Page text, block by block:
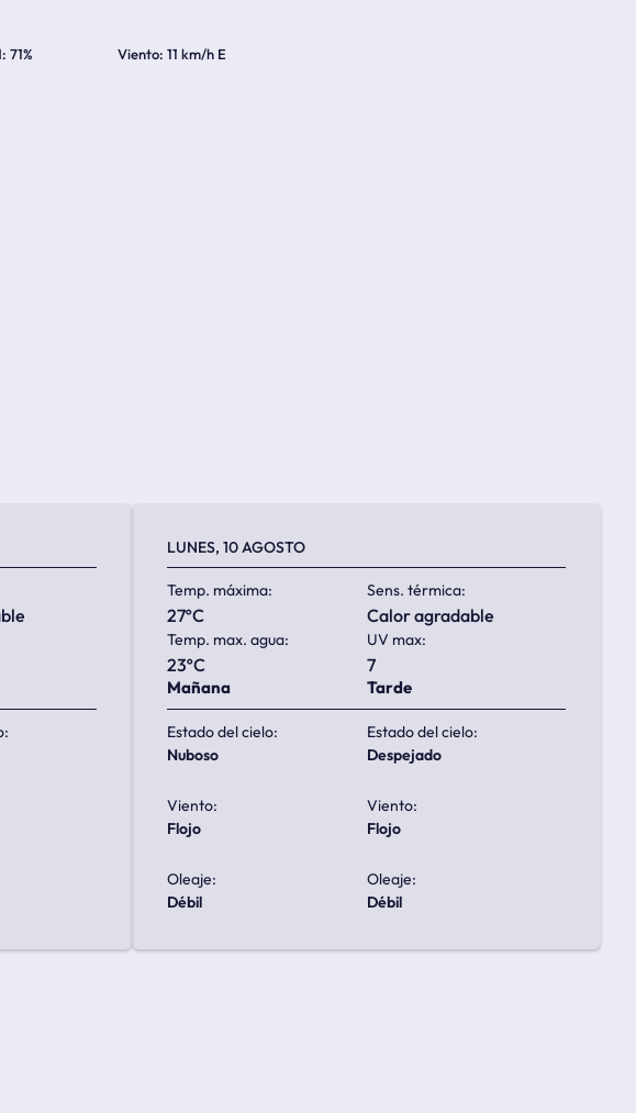
71% Viento 11 km/h E
LUNES, 10 AGOSTO
Temp. máxima:
27ºC
Sens. térmica:
calor agradable
Temp. max. agua:
23ºC
UV max:
7
Mañana
Estado del cielo:
nuboso
Viento:
flojo
Oleaje:
débil
Tarde
Estado del cielo:
despejado
Viento:
flojo
Oleaje:
débil